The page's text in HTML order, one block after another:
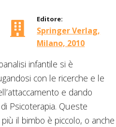
Editore:
Springer Verlag,
Milano, 2010
infantile si è
con le ricerche e le
e dando
Psicoterapia. Queste
il bimbo è piccolo, o anche